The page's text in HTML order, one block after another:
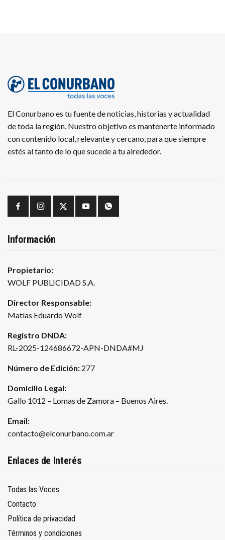
El Conurbano es tu fuente de noticias, historias y actualidad
de toda la región. Nuestro objetivo es mantenerte informado
con contenido local, relevante y cercano, para que siempre
estés al tanto de lo que sucede a tu alrededor.
Información
Propietario:
WOLF PUBLICIDAD S.A.
Director Responsable:
Matías Eduardo Wolf
Registro DNDA:
RL-2025-124686672-APN-DNDA#MJ
Número de Edición: 277
Domicilio Legal:
Gallo 1012 – Lomas de Zamora – Buenos Aires.
Email:
contacto@elconurbano.com.ar
Enlaces de Interés
Todas las Voces
Contacto
Política de privacidad
Términos y condiciones